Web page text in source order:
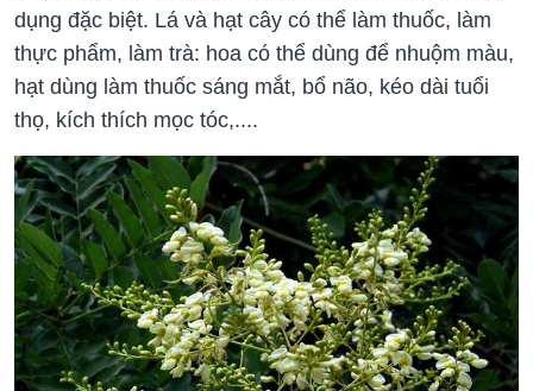
dụng đặc biệt. Lá và hạt cây có thể làm thuốc, làm
thực phẩm, làm trà: hoa có thể dùng để nhuộm màu,
hạt dùng làm thuốc sáng mắt, bổ não, kéo dài tuổi
thọ, kích thích mọc tóc,....